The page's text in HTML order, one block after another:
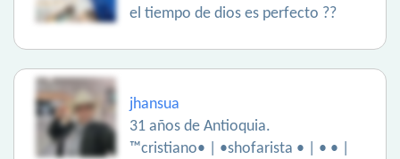
el tiempo de dios es perfecto ??
jhansua
31 años de Antioquia.
™cristiano• | •shofarista • | • • |